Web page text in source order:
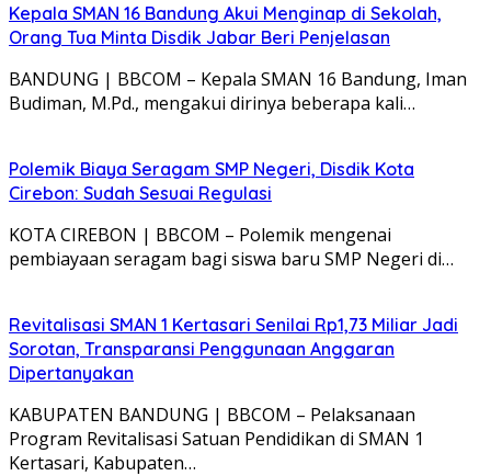
Kepala SMAN 16 Bandung Akui Menginap di Sekolah,
Orang Tua Minta Disdik Jabar Beri Penjelasan
BANDUNG | BBCOM – Kepala SMAN 16 Bandung, Iman
Budiman, M.Pd., mengakui dirinya beberapa kali…
Polemik Biaya Seragam SMP Negeri, Disdik Kota
Cirebon: Sudah Sesuai Regulasi
KOTA CIREBON | BBCOM – Polemik mengenai
pembiayaan seragam bagi siswa baru SMP Negeri di…
Revitalisasi SMAN 1 Kertasari Senilai Rp1,73 Miliar Jadi
Sorotan, Transparansi Penggunaan Anggaran
Dipertanyakan
KABUPATEN BANDUNG | BBCOM – Pelaksanaan
Program Revitalisasi Satuan Pendidikan di SMAN 1
Kertasari, Kabupaten…